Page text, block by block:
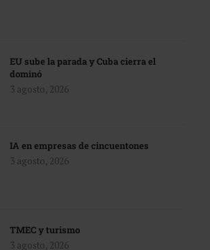
EU sube la parada y Cuba cierra el
dominó
3 agosto, 2026
IA en empresas de cincuentones
3 agosto, 2026
TMEC y turismo
3 agosto, 2026